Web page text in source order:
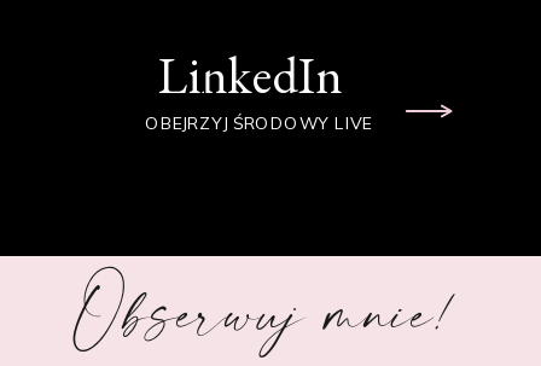
LinkedIn
OBEJRZYJ ŚRODOWY LIVE
Obserwuj mnie!